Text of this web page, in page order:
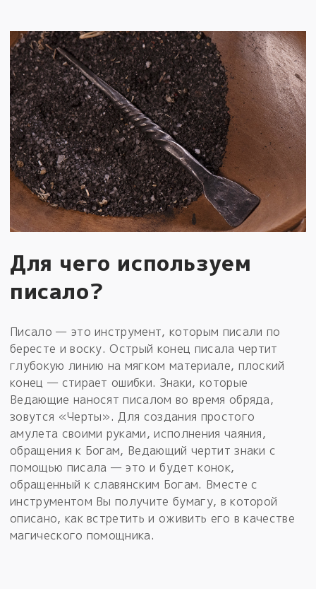
Для чего используем
писало?
Писало — это инструмент, которым писали по
бересте и воску. Острый конец писала чертит
глубокую линию на мягком материале, плоский
конец — стирает ошибки. Знаки, которые
Ведающие наносят писалом во время обряда,
зовутся «Черты». Для создания простого
амулета своими руками, исполнения чаяния,
обращения к Богам, Ведающий чертит знаки с
помощью писала — это и будет конок,
обращенный к славянским Богам. Вместе с
инструментом Вы получите бумагу, в которой
описано, как встретить и оживить его в качестве
магического помощника.